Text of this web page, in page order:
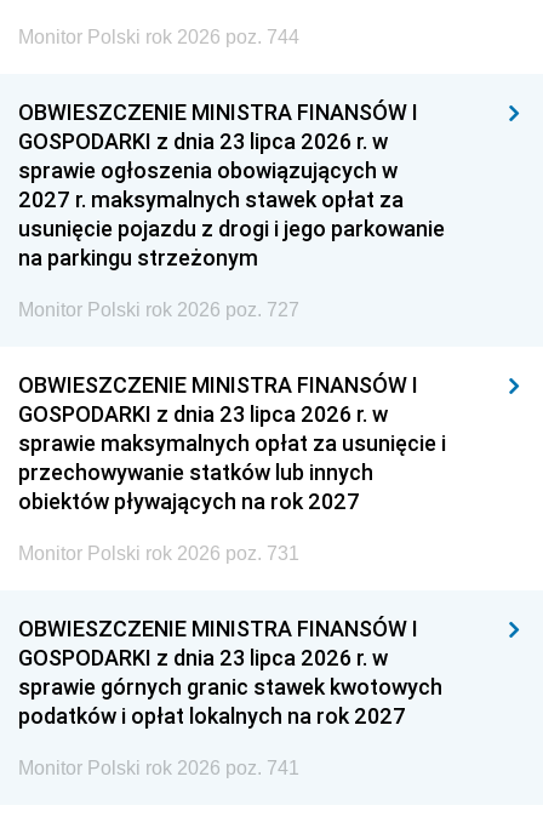
Monitor Polski rok 2026 poz. 744
OBWIESZCZENIE MINISTRA FINANSÓW I
GOSPODARKI z dnia 23 lipca 2026 r. w
sprawie ogłoszenia obowiązujących w
2027 r. maksymalnych stawek opłat za
usunięcie pojazdu z drogi i jego parkowanie
na parkingu strzeżonym
Monitor Polski rok 2026 poz. 727
OBWIESZCZENIE MINISTRA FINANSÓW I
GOSPODARKI z dnia 23 lipca 2026 r. w
sprawie maksymalnych opłat za usunięcie i
przechowywanie statków lub innych
obiektów pływających na rok 2027
Monitor Polski rok 2026 poz. 731
OBWIESZCZENIE MINISTRA FINANSÓW I
GOSPODARKI z dnia 23 lipca 2026 r. w
sprawie górnych granic stawek kwotowych
podatków i opłat lokalnych na rok 2027
Monitor Polski rok 2026 poz. 741